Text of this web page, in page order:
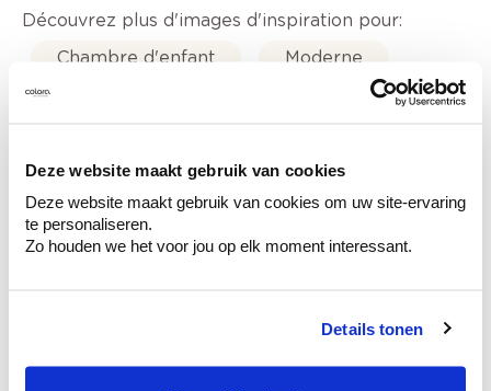
Deze website maakt gebruik van cookies
Deze website maakt gebruik van cookies om uw site-ervaring
te personaliseren.
Zo houden we het voor jou op elk moment interessant.
Details tonen
Découvrez plus d'images d'inspiration pour:
Chambre d'enfant
Moderne
Conseil couleur à domicile
Obtenez un conseil couleur en fonction de